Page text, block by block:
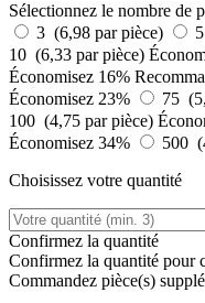
Sélectionnez le nombre de
3 (6,98 par pièce)
10 (6,33 par pièce)
Économisez 16%
Économisez 23%
75
100 (4,75 par pièce)
Économisez 34%
500
Choisissez votre quantité
Confirmez la quantité
Confirmez la quantité pour
Commandez pièce(s)